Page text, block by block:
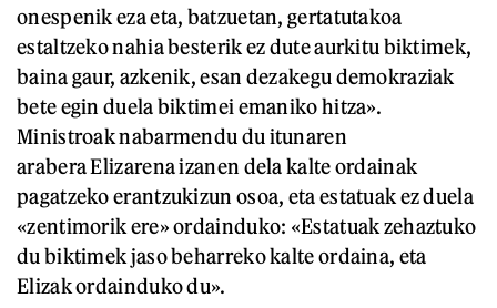
onespenik eza eta, batzuetan, gertatutakoa
estaltzeko nahia besterik ez dute aurkitu biktimek,
baina gaur, azkenik, esan dezakegu demokraziak
bete egin duela biktimei emaniko hitza».
Ministroak nabarmendu du itunaren
arabera Elizarena izanen dela kalte ordainak
pagatzeko erantzukizun osoa, eta estatuak ez duela
«zentimorik ere» ordainduko: «Estatuak zehaztuko
du biktimek jaso beharreko kalte ordaina, eta
Elizak ordainduko du».